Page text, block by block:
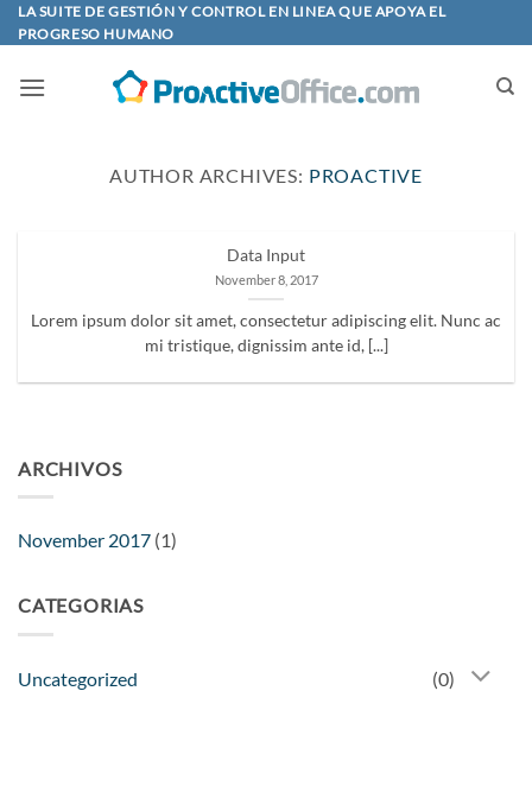
Skip
to
LA SUITE DE GESTIÓN Y CONTROL EN LINEA QUE APOYA EL
PROGRESO HUMANO
AUTHOR ARCHIVES: PROACTIVE
Data Input
November 8, 2017
Lorem ipsum dolor sit amet, consectetur adipiscing elit. Nunc ac
mi tristique, dignissim ante id, [...]
ARCHIVOS
November 2017 (1)
CATEGORIAS
Uncategorized (0)